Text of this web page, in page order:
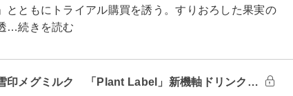
とともにトライアル購買を誘う。すりおろした果実の
…続きを読む
印メグミルク 「Plant Label」新機軸ドリンク…